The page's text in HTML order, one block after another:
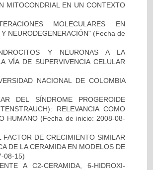
MITOCONDRIAL EN UN CONTEXTO
MOLECULARES EN
NEURODEGENERACIÓN" (Fecha de
Y NEURONAS A LA
VÍA DE SUPERVIVENCIA CELULAR
NACIONAL DE COLOMBIA
DEL SÍNDROME PROGEROIDE
RELEVANCIA COMO
HUMANO (Fecha de inicio: 2008-08-
DE CRECIMIENTO SIMILAR
DE LA CERAMIDA EN MODELOS DE
08-15)
A C2-CERAMIDA, 6-HIDROXI-